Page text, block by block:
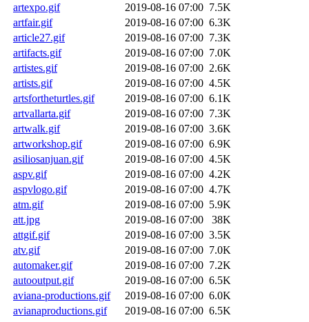
artexpo.gif
2019-08-16 07:00 7.5K
artfair.gif
2019-08-16 07:00 6.3K
article27.gif
2019-08-16 07:00 7.3K
artifacts.gif
2019-08-16 07:00 7.0K
artistes.gif
2019-08-16 07:00 2.6K
artists.gif
2019-08-16 07:00 4.5K
artsfortheturtles.gif
2019-08-16 07:00 6.1K
artvallarta.gif
2019-08-16 07:00 7.3K
artwalk.gif
2019-08-16 07:00 3.6K
artworkshop.gif
2019-08-16 07:00 6.9K
asiliosanjuan.gif
2019-08-16 07:00 4.5K
aspv.gif
2019-08-16 07:00 4.2K
aspvlogo.gif
2019-08-16 07:00 4.7K
atm.gif
2019-08-16 07:00 5.9K
att.jpg
2019-08-16 07:00
38K
attgif.gif
2019-08-16 07:00 3.5K
atv.gif
2019-08-16 07:00 7.0K
automaker.gif
2019-08-16 07:00 7.2K
autooutput.gif
2019-08-16 07:00 6.5K
aviana-productions.gif
2019-08-16 07:00 6.0K
avianaproductions.gif
2019-08-16 07:00 6.5K